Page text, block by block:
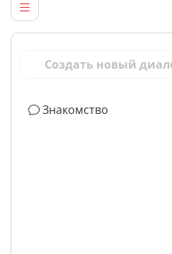
Создать новый
Знакомство